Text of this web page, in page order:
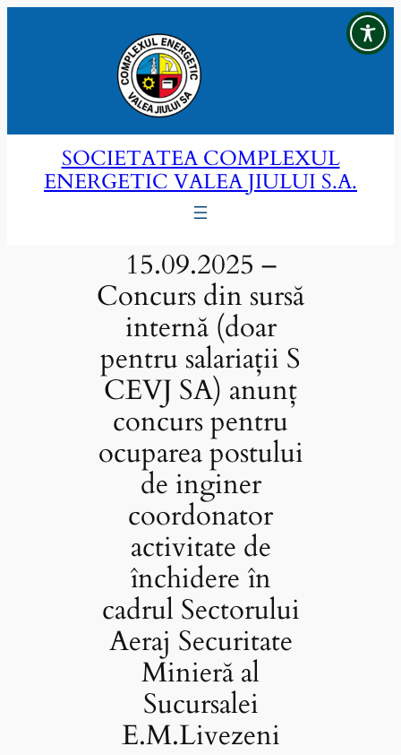
SOCIETATEA COMPLEXUL
ENERGETIC VALEA JIULUI S.A.
15.09.2025 –
Concurs din sursă
internă (doar
pentru salariații S
CEVJ SA) anunț
concurs pentru
ocuparea postului
de inginer
coordonator
activitate de
închidere în
cadrul Sectorului
Aeraj Securitate
Minieră al
Sucursalei
E.M.Livezeni